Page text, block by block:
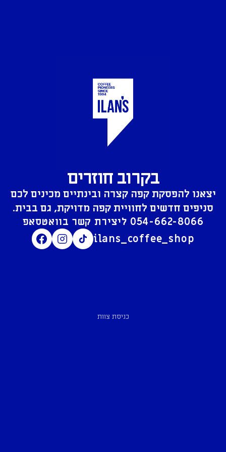
בקרוב חוזרים
יצאנו להפסקת קפה קצרה ובינתיים מכינים לכם
סניפים חדשים לחוויית קפה מדויקת, גם בבית.
054-662-8066
ilans_coffee_shop
כניסת צוות